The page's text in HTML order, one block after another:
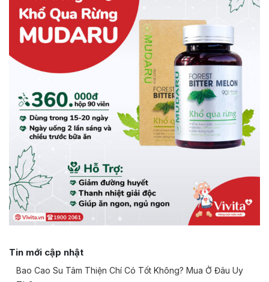
Tin mới cập nhật
Bao Cao Su Tâm Thiện Chí Có Tốt Không? Mua Ở Đâu Uy